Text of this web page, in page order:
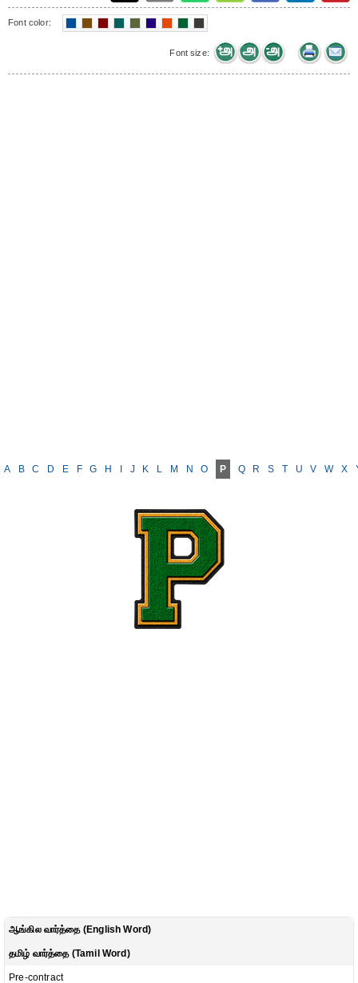
Font color:
Font size:
A B C D E F G H J K L M N O P Q R S T U V W X
ஆங்கில வார்த்தை (English Word)
தமிழ் வார்த்தை (Tamil Word)
Pre-contract